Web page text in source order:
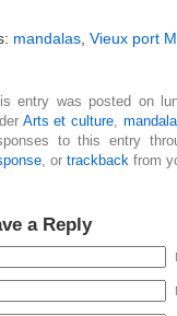
mandalas Vieux port
entry was posted on
Arts et culture
to this entry
, or trackback from
a Reply